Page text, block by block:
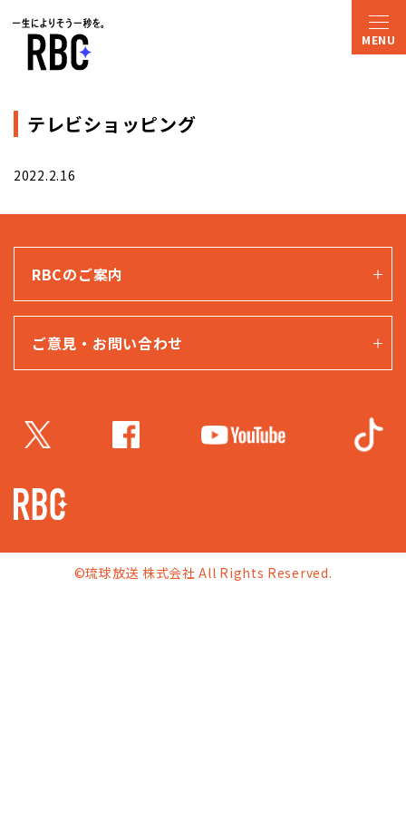
テレビショッピング
2022.2.16
RBCのご案内
ご意見・お問い合わせ
©琉球放送 株式会社 All Rights Reserved.